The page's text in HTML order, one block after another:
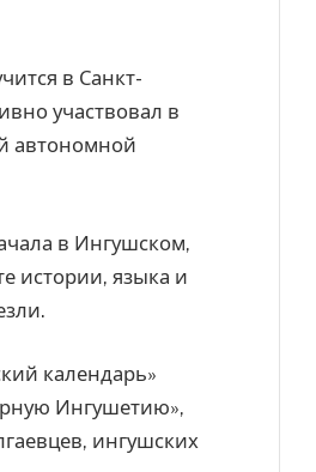
в Санкт-
участвовал в
автономной
в Ингушском,
истории, языка и
календарь»
Ингушетию»,
ингушских